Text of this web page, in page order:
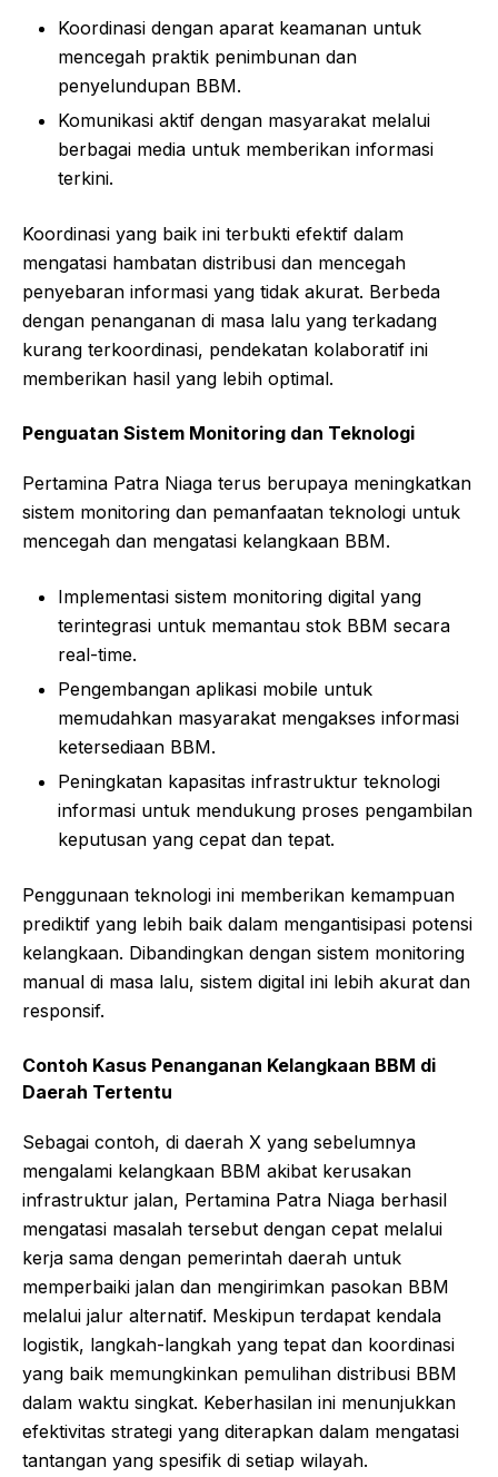
Koordinasi dengan aparat keamanan untuk
mencegah praktik penimbunan dan
penyelundupan BBM.
Komunikasi aktif dengan masyarakat melalui
berbagai media untuk memberikan informasi
terkini.
Koordinasi yang baik ini terbukti efektif dalam
mengatasi hambatan distribusi dan mencegah
penyebaran informasi yang tidak akurat. Berbeda
dengan penanganan di masa lalu yang terkadang
kurang terkoordinasi, pendekatan kolaboratif ini
memberikan hasil yang lebih optimal.
Penguatan Sistem Monitoring dan Teknologi
Pertamina Patra Niaga terus berupaya meningkatkan
sistem monitoring dan pemanfaatan teknologi untuk
mencegah dan mengatasi kelangkaan BBM.
Implementasi sistem monitoring digital yang
terintegrasi untuk memantau stok BBM secara
real-time.
Pengembangan aplikasi mobile untuk
memudahkan masyarakat mengakses informasi
ketersediaan BBM.
Peningkatan kapasitas infrastruktur teknologi
informasi untuk mendukung proses pengambilan
keputusan yang cepat dan tepat.
Penggunaan teknologi ini memberikan kemampuan
prediktif yang lebih baik dalam mengantisipasi potensi
kelangkaan. Dibandingkan dengan sistem monitoring
manual di masa lalu, sistem digital ini lebih akurat dan
responsif.
Contoh Kasus Penanganan Kelangkaan BBM di
Daerah Tertentu
Sebagai contoh, di daerah X yang sebelumnya
mengalami kelangkaan BBM akibat kerusakan
infrastruktur jalan, Pertamina Patra Niaga berhasil
mengatasi masalah tersebut dengan cepat melalui
kerja sama dengan pemerintah daerah untuk
memperbaiki jalan dan mengirimkan pasokan BBM
melalui jalur alternatif. Meskipun terdapat kendala
logistik, langkah-langkah yang tepat dan koordinasi
yang baik memungkinkan pemulihan distribusi BBM
dalam waktu singkat. Keberhasilan ini menunjukkan
efektivitas strategi yang diterapkan dalam mengatasi
tantangan yang spesifik di setiap wilayah.